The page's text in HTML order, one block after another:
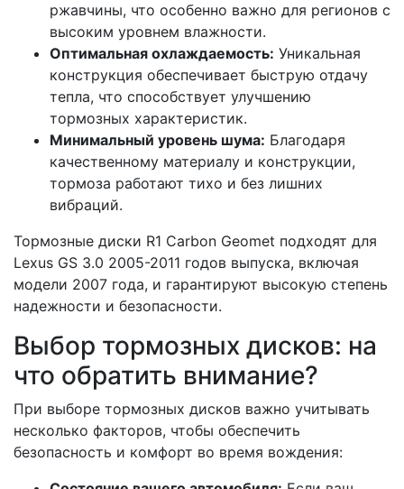
ржавчины, что особенно важно для регионов с
высоким уровнем влажности.
Оптимальная охлаждаемость: Уникальная
конструкция обеспечивает быструю отдачу
тепла, что способствует улучшению
тормозных характеристик.
Минимальный уровень шума: Благодаря
качественному материалу и конструкции,
тормоза работают тихо и без лишних
вибраций.
Тормозные диски R1 Carbon Geomet подходят для
Lexus GS 3.0 2005-2011 годов выпуска, включая
модели 2007 года, и гарантируют высокую степень
надежности и безопасности.
Выбор тормозных дисков: на
что обратить внимание?
При выборе тормозных дисков важно учитывать
несколько факторов, чтобы обеспечить
безопасность и комфорт во время вождения: